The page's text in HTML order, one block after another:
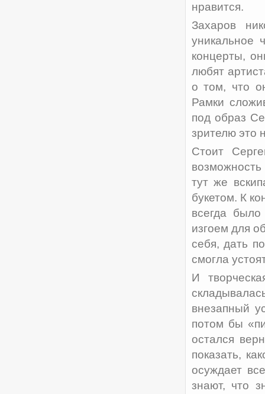
нравится.
Захаров
уникальное
концерты,
любят
о том, что
Рамки
под образ
зрителю это
Стоит
тут же
букетом. К
всегда
изгоем для
себя, дать
смогла
И
внезапный
потом бы
остался
показать,
осуждает
знают, что